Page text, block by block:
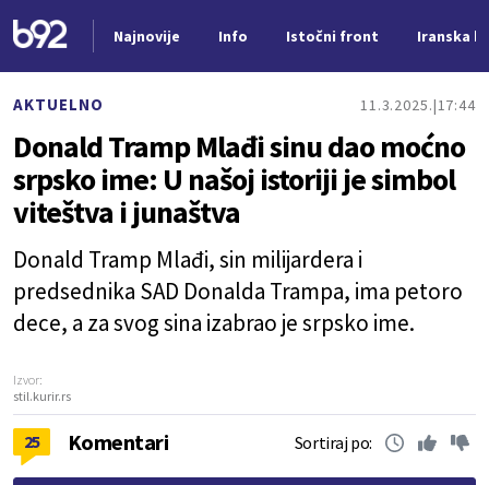
Najnovije Info Istočni front Iranska
AKTUELNO 11.3.2025. 17:44
Donald Tramp Mlađi sinu dao moćno
srpsko ime: U našoj istoriji je simbol
viteštva i junaštva
Donald Tramp Mlađi, sin milijardera i
predsednika SAD Donalda Trampa, ima petoro
dece, a za svog sina izabrao je srpsko ime.
Izvor:
stil.kurir.rs
25 Komentari Sortiraj po: